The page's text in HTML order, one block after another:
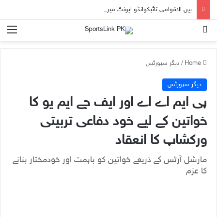
/ دیگر سپورٹس
دیگر سپورٹس
پی ایم اے اے اور ایف جے ایم یو کا
خواتین کے لیے خود دفاعی تربیتی
ورکشاپ کا انعقاد
مارشل آرٹس کے ذریعے خواتین کو باہمت اور خودمختار بنانے
کا عزم